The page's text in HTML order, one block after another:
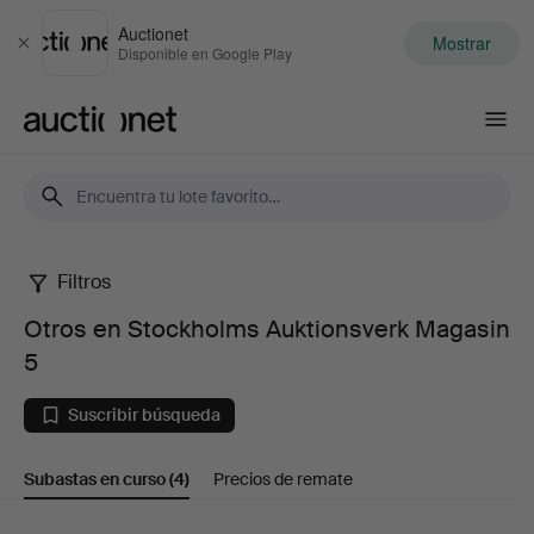
Cerrar
Auctionet
Disponible en Google Play Mostrar
Otros
en
Stockholms
Auktionsverk
Filtros
Otros en Stockholms Auktionsverk Magasin
5
Suscribir búsqueda
Subastas en curso(4) Precios de remate